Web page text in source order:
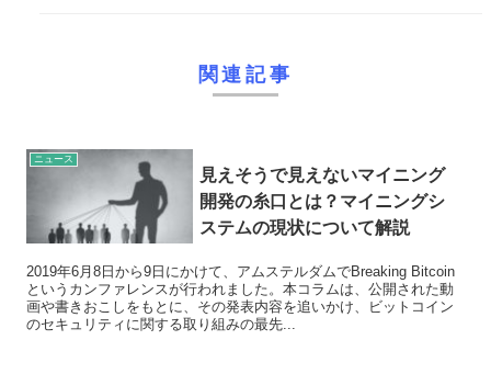
関連記事
ニュース
見えそうで見えないマイニング
開発の糸口とは？マイニングシ
ステムの現状について解説
2019年6月8日から9日にかけて、アムステルダムでBreaking Bitcoin
というカンファレンスが行われました。本コラムは、公開された動
画や書きおこしをもとに、その発表内容を追いかけ、ビットコイン
のセキュリティに関する取り組みの最先...